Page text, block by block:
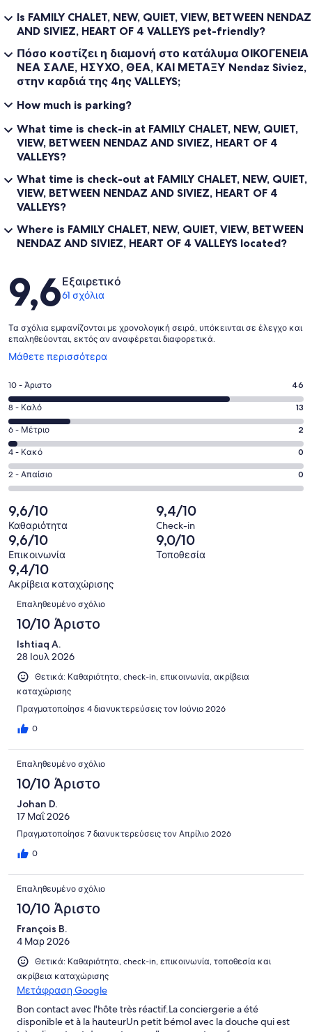
Is FAMILY CHALET, NEW, QUIET, VIEW, BETWEEN NENDAZ
AND SIVIEZ, HEART OF 4 VALLEYS pet-friendly?
Πόσο κοστίζει η διαμονή στο κατάλυμα ΟΙΚΟΓΕΝΕΙΑ
ΝΕΑ ΣΑΛΕ, ΗΣΥΧΟ, ΘΕΑ, ΚΑΙ ΜΕΤΑΞΥ Nendaz Siviez,
στην καρδιά της 4ης VALLEYS;
How much is parking?
What time is check-in at FAMILY CHALET, NEW, QUIET,
VIEW, BETWEEN NENDAZ AND SIVIEZ, HEART OF 4
VALLEYS?
What time is check-out at FAMILY CHALET, NEW, QUIET,
VIEW, BETWEEN NENDAZ AND SIVIEZ, HEART OF 4
VALLEYS?
Where is FAMILY CHALET, NEW, QUIET, VIEW, BETWEEN
NENDAZ AND SIVIEZ, HEART OF 4 VALLEYS located?
Σχόλια
9,6Εξαιρετικό
61 σχόλια
Τα σχόλια εμφανίζονται με χρονολογική σειρά, υπόκεινται σε έλεγχο και
επαληθεύονται, εκτός αν αναφέρεται διαφορετικά.
Μάθετε περισσότερα
Ανοίγει
νέο
παράθυρο
Βαθμολογία
10
-
Άριστο.
46
από
61
σχόλια
πελατών
10 - Άριστο 46
Βαθμολογία
8
-
Καλό.
13
από
61
σχόλια
πελατών
8 - Καλό 13
Βαθμολογία
6
-
Μέτριο.
2
από
61
σχόλια
πελατών
6 - Μέτριο 2
Βαθμολογία
4
-
0
από
61
σχόλια
πελατών
4 - Κακό 0
Βαθμολογία
2
-
Απαίσιο.
0
από
61
σχόλια
πελατών
2 - Απαίσιο 0
9,6/10
Καθαριότητα
9,4/10
Check-in
9,6/10
Επικοινωνία
9,0/10
Τοποθεσία
9,4/10
Ακρίβεια καταχώρισης
Σχόλια
Επαληθευμένο σχόλιο
10/10 Άριστο
Ishtiaq A.
28 Ιουλ 2026
Θετικά: Καθαριότητα, check-in, επικοινωνία, ακρίβεια
καταχώρισης
Πραγματοποίησε 4 διανυκτερεύσεις τον Ιούνιο 2026
0
Επαληθευμένο σχόλιο
10/10 Άριστο
Johan D.
17 Μαΐ 2026
Πραγματοποίησε 7 διανυκτερεύσεις τον Απρίλιο 2026
0
Επαληθευμένο σχόλιο
10/10 Άριστο
François B.
4 Μαρ 2026
Θετικά: Καθαριότητα, check-in, επικοινωνία, τοποθεσία και
ακρίβεια καταχώρισης
Μετάφραση Google
Bon contact avec l'hôte très réactif.La conciergerie a été
disponible et à la hauteurUn petit bémol avec la douche qui est